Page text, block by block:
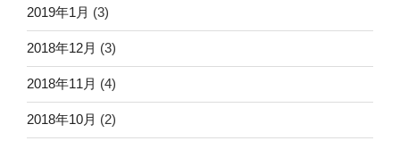
2019年1月 (3)
2018年12月 (3)
2018年11月 (4)
2018年10月 (2)